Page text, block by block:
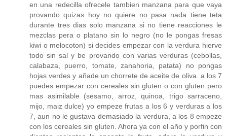
en una redecilla ofrecele tambien manzana para que vaya
provando quizas hoy no quiere no pasa nada tiene teta
durante tres dias solo manzana si no tiene reacciones le
mezclas pera o platano sin lo negro (no le pongas fresas
kiwi o melocoton) si decides empezar con la verdura hierve
todo sin sal y be provando con varias verduras (cebollas,
calabaza, puerro, tomate, zanahoria, patata) no pongas
hojas verdes y añade un chorrete de aceite de oliva. a los 7
puedes empezar con cereales sin gluten o con gluten pero
mas asimilable (sesamo, arroz, quinoa, trigo sarraceno,
mijo, maiz dulce) yo empeze frutas a los 6 y verduras a los
7, aun no le gustava demasiado la verdura, a los 8 empeze
con los cereales sin gluten. Ahora ya con el año y porfin con